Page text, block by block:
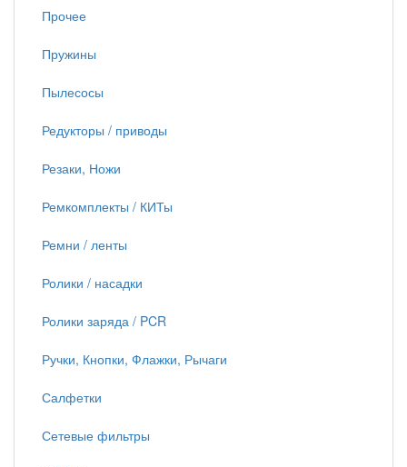
Прочее
Пружины
Пылесосы
Редукторы / приводы
Резаки, Ножи
Ремкомплекты / КИТы
Ремни / ленты
Ролики / насадки
Ролики заряда / PCR
Ручки, Кнопки, Флажки, Рычаги
Салфетки
Сетевые фильтры